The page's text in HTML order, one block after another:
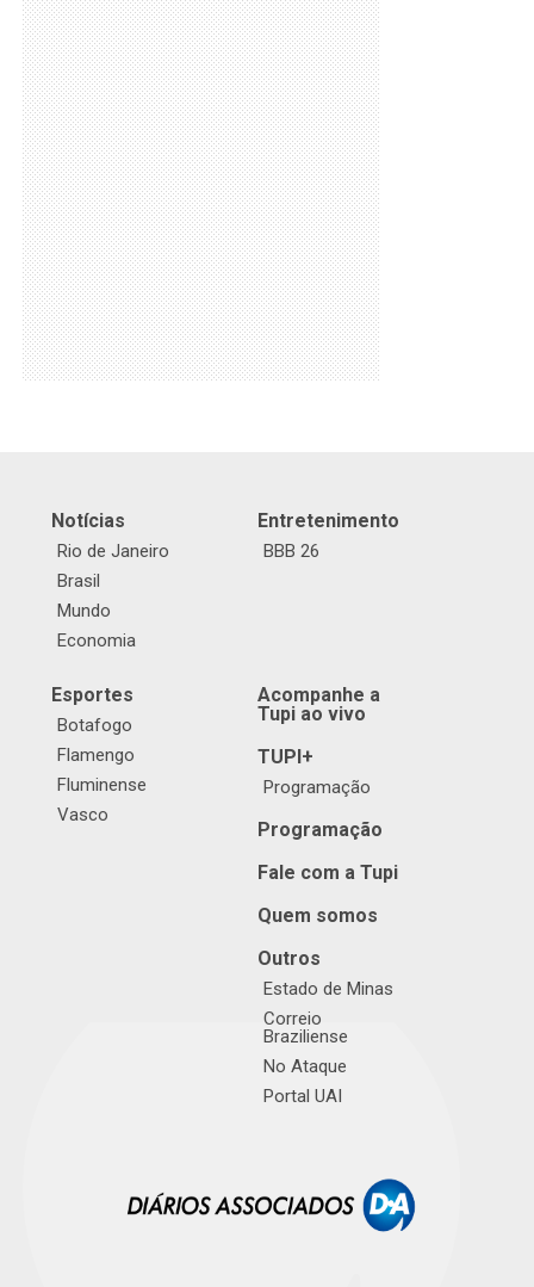
Notícias
Rio de Janeiro
Brasil
Mundo
Economia
Entretenimento
BBB 26
Esportes
Botafogo
Flamengo
Fluminense
Vasco
Acompanhe a
Tupi ao vivo
TUPI+
Programação
Programação
Fale com a Tupi
Quem somos
Outros
Estado de Minas
Correio
Braziliense
No Ataque
Portal UAI